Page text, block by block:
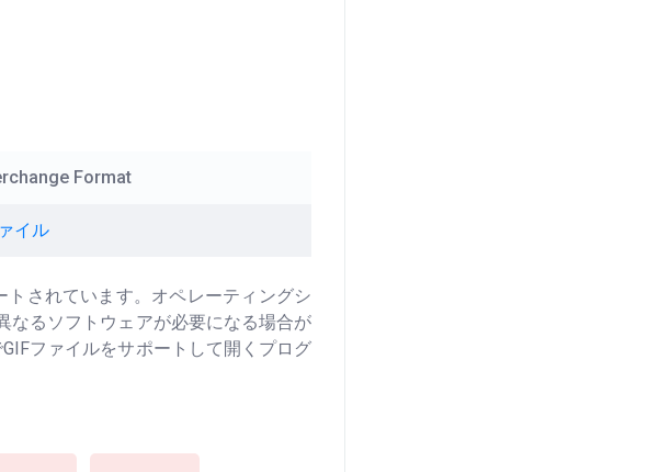
Format
イル
されています。オペレーティングシ
なるソフトウェアが必要になる場合が
ファイルをサポートして開くプログ